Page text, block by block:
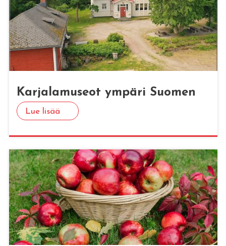
Kar­ja­la­museot ym­pä­ri Suo­men
Lue lisää